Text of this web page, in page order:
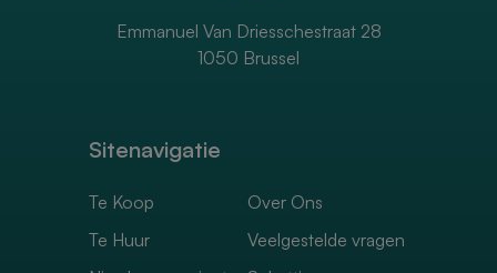
Sitenavigatie
Te Koop
Te Huur
Over Ons
Veelgestelde vragen
Emmanuel Van Driesschestraat 28
1050 Brussel